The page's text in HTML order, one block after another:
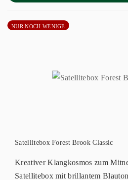
NUR NOCH WENIGE
Satellitebox Forest Brook Classic
Kreativer Klangkosmos zum
Satellitebox mit brillantem